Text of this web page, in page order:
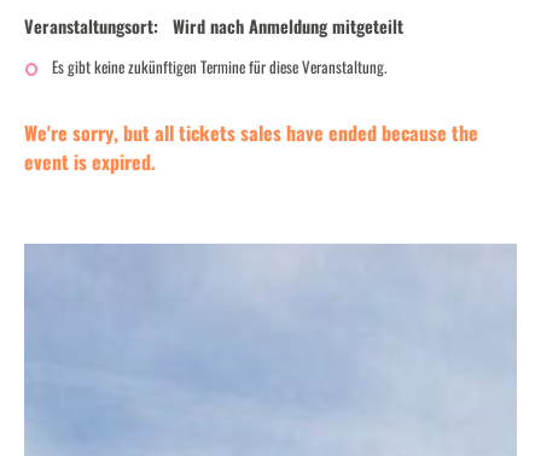
Veranstaltungsort: Wird nach Anmeldung mitgeteilt
Es gibt keine zukünftigen Termine für diese Veranstaltung.
We're sorry, but all tickets sales have ended because the
event is expired.